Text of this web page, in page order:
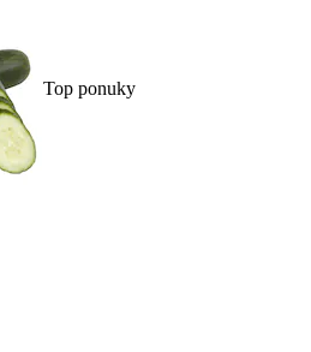
Top ponuky